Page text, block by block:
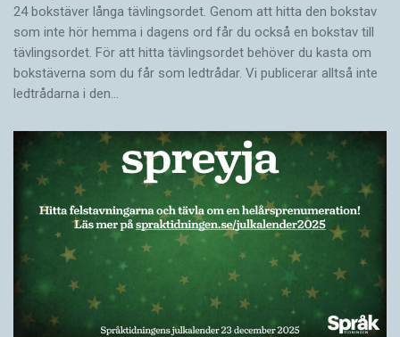
24 bokstäver långa tävlingsordet. Genom att hitta den bokstav
som inte hör hemma i dagens ord får du också en bokstav till
tävlingsordet. För att hitta tävlingsordet behöver du kasta om
bokstäverna som du får som ledtrådar. Vi publicerar alltså inte
ledtrådarna i den…